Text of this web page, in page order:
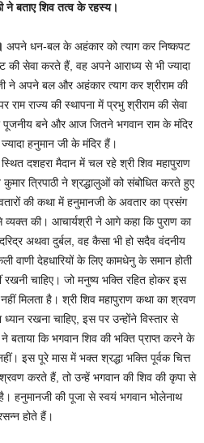
ने बताए शिव तत्व के रहस्य।
अपने धन-बल के अहंकार को त्याग कर निष्कपट
सेवा करते हैं, वह अपने आराध्य से भी ज्यादा
ने अपने बल और अहंकार त्याग कर श्रीराम की
राज्य की स्थापना में प्रभु श्रीराम की सेवा
पूजनीय बने और आज जितने भगवान राम के मंदिर
हनुमान जी के मंदिर हैं।
दशहरा मैदान में चल रहे श्री शिव महापुराण
त्रिपाठी ने श्रद्धालुओं को संबोधित करते हुए
की कथा में हनुमानजी के अवतार का प्रसंग
व्यक्त की। आचार्यश्री ने आगे कहा कि पुराण का
अथवा दुर्बल, वह कैसा भी हो सदैव वंदनीय
वाणी देहधारियों के लिए कामधेनु के समान होती
चाहिए। जो मनुष्य भक्ति रहित होकर इस
मिलता है। श्री शिव महापुराण कथा का श्रवण
रखना चाहिए, इस पर उन्होंने विस्तार से
ने बताया कि भगवान शिव की भक्ति प्राप्त करने के
इस पूरे मास में भक्त श्रद्धा भक्ति पूर्वक चित्त
करते हैं, तो उन्हें भगवान की शिव की कृपा से
हनुमानजी की पूजा से स्वयं भगवान भोलेनाथ
होते हैं।